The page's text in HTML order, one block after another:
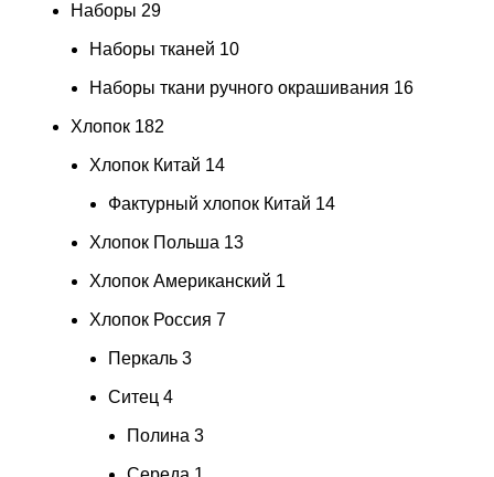
Наборы 29
Наборы тканей 10
Наборы ткани ручного окрашивания 16
Хлопок 182
Хлопок Китай 14
Фактурный хлопок Китай 14
Хлопок Польша 13
Хлопок Американский 1
Хлопок Россия 7
Перкаль 3
Ситец 4
Полина 3